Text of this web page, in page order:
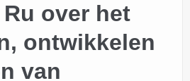
over het
ontwikkelen
van